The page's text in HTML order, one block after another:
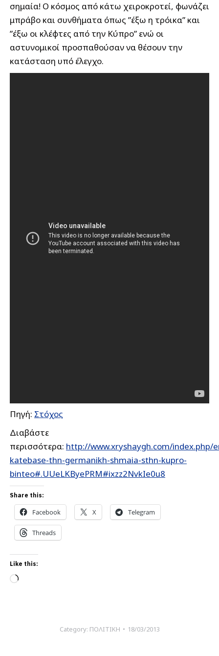
σημαία! Ο κόσμος από κάτω χειροκροτεί, φωνάζει
μπράβο και συνθήματα όπως ”έξω η τρόικα” και
”έξω οι κλέφτες από την Κύπρο” ενώ οι
αστυνομικοί προσπαθούσαν να θέσουν την
κατάσταση υπό έλεγχο.
Πηγή: Στόχος
Διαβάστε
περισσότερα: http://www.xryshaygh.com/index.php/
katebase-thn-germanikh-shmaia-sthn-kupro-
binteo#.UUeLKByePRM#ixzz2NvkIe0u8
Share this:
Facebook X Telegram
Threads
Like this:
Loading…
Category: ΠΟΛΙΤΙΚΗ 18/03/2013